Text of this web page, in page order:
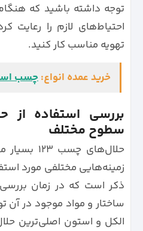
توجه داشته باشید که
احتیاط‌های لازم را رعایت
تهویه مناسب کار کنید.
خرید عمده انواع:چسب
سطوح مختلف
حلال‌های
زمینه‌هایی مختلفی مورد
ساختار و مواد موجود در آن